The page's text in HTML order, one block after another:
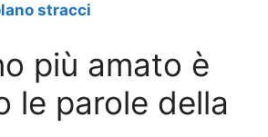
stracci
più amato è
le parole della